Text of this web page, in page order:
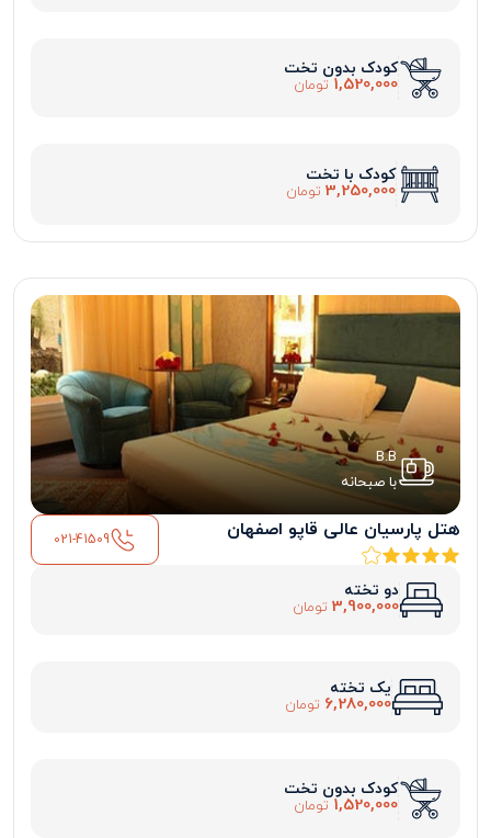
کودک بدون تخت
1,520,000 تومان
کودک با تخت
3,250,000 تومان
B.B
با صبحانه
هتل پارسیان عالی قاپو اصفهان 021-41509
دو تخته
3,900,000 تومان
یک تخته
6,280,000 تومان
کودک بدون تخت
1,520,000 تومان